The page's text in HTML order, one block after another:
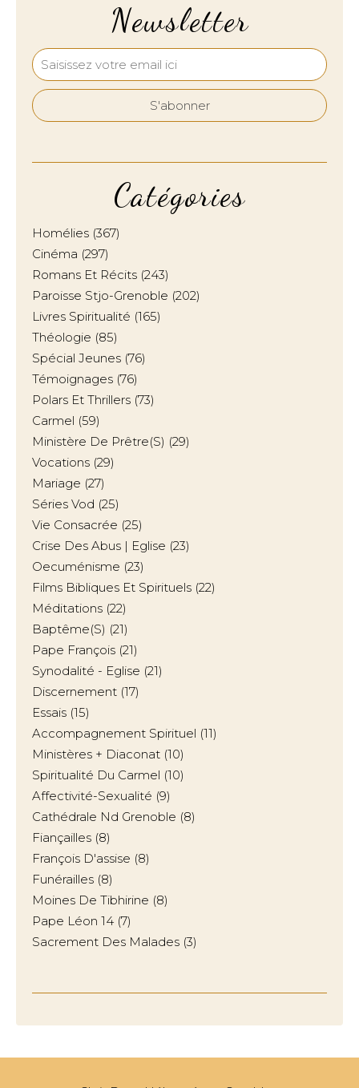
Newsletter
Catégories
Homélies (367)
Cinéma (297)
Romans Et Récits (243)
Paroisse Stjo-Grenoble (202)
Livres Spiritualité (165)
Théologie (85)
Spécial Jeunes (76)
Témoignages (76)
Polars Et Thrillers (73)
Carmel (59)
Ministère De Prêtre(s) (29)
Vocations (29)
Mariage (27)
Séries Vod (25)
Vie Consacrée (25)
Crise Des Abus | Eglise (23)
Oecuménisme (23)
Films Bibliques Et Spirituels (22)
Méditations (22)
Baptême(s) (21)
Pape François (21)
Synodalité - Eglise (21)
Discernement (17)
Essais (15)
Accompagnement Spirituel (11)
Ministères + Diaconat (10)
Spiritualité Du Carmel (10)
Affectivité-Sexualité (9)
Cathédrale Nd Grenoble (8)
Fiançailles (8)
François D'assise (8)
Funérailles (8)
Moines De Tibhirine (8)
Pape Léon 14 (7)
Sacrement Des Malades (3)